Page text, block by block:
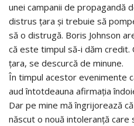
unei campanii de propagandă
distrus țara și trebuie să
să o distrugă. Boris Johnson
că este timpul să-i dăm credit.
țara, se descurcă de minune.
În timpul acestor evenimente
aud întotdeauna afirmația
Dar pe mine mă îngrijorează
născut o nouă intoleranță care